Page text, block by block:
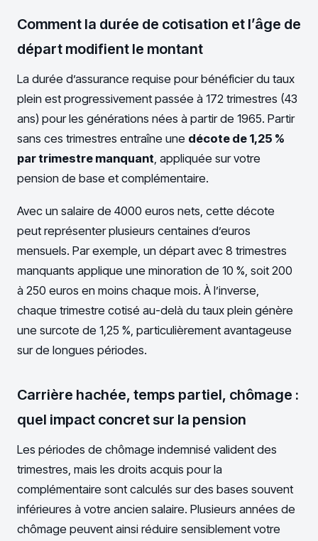
Comment la durée de cotisation et l’âge de
départ modifient le montant
La durée d’assurance requise pour bénéficier du taux
plein est progressivement passée à 172 trimestres (43
ans) pour les générations nées à partir de 1965. Partir
sans ces trimestres entraîne une décote de 1,25 %
par trimestre manquant , appliquée sur votre
pension de base et complémentaire.
Avec un salaire de 4000 euros nets, cette décote
peut représenter plusieurs centaines d’euros
mensuels. Par exemple, un départ avec 8 trimestres
manquants applique une minoration de 10 %, soit 200
à 250 euros en moins chaque mois. À l’inverse,
chaque trimestre cotisé au-delà du taux plein génère
une surcote de 1,25 %, particulièrement avantageuse
sur de longues périodes.
Carrière hachée, temps partiel, chômage :
quel impact concret sur la pension
Les périodes de chômage indemnisé valident des
trimestres, mais les droits acquis pour la
complémentaire sont calculés sur des bases souvent
inférieures à votre ancien salaire. Plusieurs années de
chômage peuvent ainsi réduire sensiblement votre